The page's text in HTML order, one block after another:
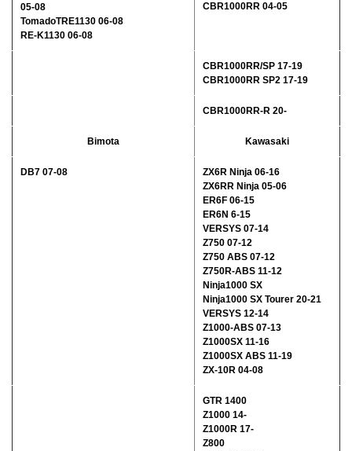
05-08
TomadoTRE1130 06-08
RE-K1130 06-08
CBR1000RR 04-05
CBR1000RR/SP 17-19
CBR1000RR SP2 17-19
CBR1000RR-R 20-
Bimota Kawasaki
DB7 07-08
ZX6R Ninja 06-16
ZX6RR Ninja 05-06
ER6F 06-15
ER6N 6-15
VERSYS 07-14
Z750 07-12
Z750 ABS 07-12
Z750R-ABS 11-12
Ninja1000 SX
Ninja1000 SX Tourer 20-21
VERSYS 12-14
Z1000-ABS 07-13
Z1000SX 11-16
Z1000SX ABS 11-19
ZX-10R 04-08
GTR 1400
Z1000 14-
Z1000R 17-
Z800